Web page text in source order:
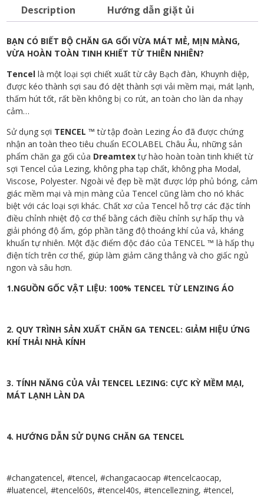
Dreamtex
DTS-
quantity
Description Hướng dẫn giặt ủi
BẠN CÓ BIẾT BỘ CHĂN GA GỐI VỪA MÁT MẺ, MỊN MÀNG,
VỪA HOÀN TOÀN TINH KHIẾT TỪ THIÊN NHIÊN?
Tencellà một loại sợi chiết xuất từ ​​cây Bạch đàn, Khuynh diệp,
được kéo thành sợi sau đó dệt thành sợi vải mềm mại, mát lạnh,
thấm hút tốt, rất bền không bị co rút, an toàn cho làn da nhạy
cảm…
Sử dụng sợi TENCEL ™ từ tập đoàn Lezing Áo đã được chứng
nhận an toàn theo tiêu chuẩn ECOLABEL Châu Âu, những sản
phẩm chăn ga gối của Dreamtextự hào hoàn toàn tinh khiết từ
sợi Tencel của Lezing, không pha tạp chất, không pha Modal,
Viscose, Polyester. Ngoài vẻ đẹp bề mặt được lớp phủ bóng, cảm
giác mềm mại và mịn màng của Tencel cũng làm cho nó khác
biệt với các loại sợi khác. Chất xơ của Tencel hỗ trợ các đặc tính
điều chỉnh nhiệt độ cơ thể bằng cách điều chỉnh sự hấp thụ và
giải phóng độ ẩm, góp phần tăng độ thoáng khí của vả, kháng
khuẩn tự nhiên. Một đặc điểm độc đáo của TENCEL ™ là hấp thụ
điện tích trên cơ thể, giúp làm giảm căng thẳng và cho giấc ngủ
ngon và sâu hơn.
1.NGUỒN GỐC VẬT LIỆU: 100% TENCEL TỪ LENZING ÁO
2. QUY TRÌNH SẢN XUẤT CHĂN GA TENCEL: GIẢM HIỆU ỨNG
KHÍ THẢI NHÀ KÍNH
3. TÍNH NĂNG CỦA VẢI TENCEL LEZING: CỰC KỲ MỀM MẠI,
MÁT LẠNH LÀN DA
4. HƯỚNG DẪN SỬ DỤNG CHĂN GA TENCEL
#changatencel, #tencel, #changacaocap #tencelcaocap,
#luatencel, #tencel60s, #tencel40s, #tencellezning, #tencel,